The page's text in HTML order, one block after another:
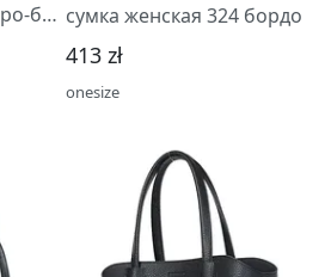
сумка женская 324 серо-бежевый сумка женская 324 бордо
413 zł
onesize